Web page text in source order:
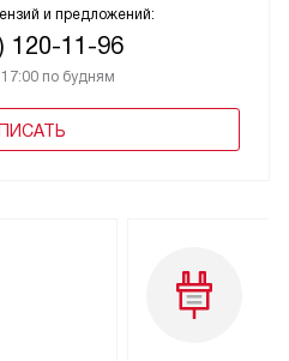
и предложений:
120-11-96
по будням